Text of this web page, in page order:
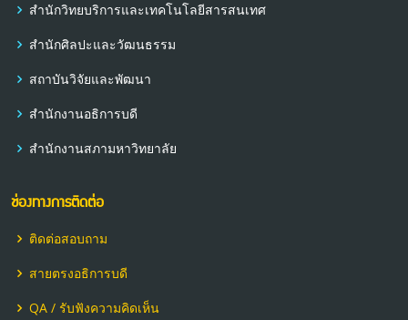
สำนักวิทยบริการและเทคโนโลยีสารสนเทศ
สำนักศิลปะและวัฒนธรรม
สถาบันวิจัยและพัฒนา
สำนักงานอธิการบดี
สำนักงานสภามหาวิทยาลัย
ช่องทางการติดต่อ
ติดต่อสอบถาม
สายตรงอธิการบดี
QA / รับฟังความคิดเห็น